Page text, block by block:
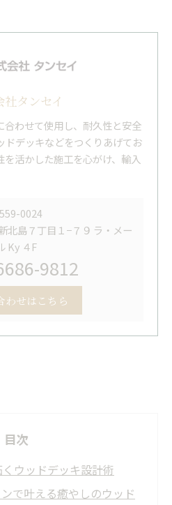
タンセイ
合わせて使用し、耐久性と安全
ドデッキなどをつくりあげてお
を活かした施工を心がけ、輸入
0024
北島７丁目１−７９ ラ・メー
Ky ４F
9812
わせはこちら
目次
ウッドデッキ設計術
で叶える癒やしのウッド